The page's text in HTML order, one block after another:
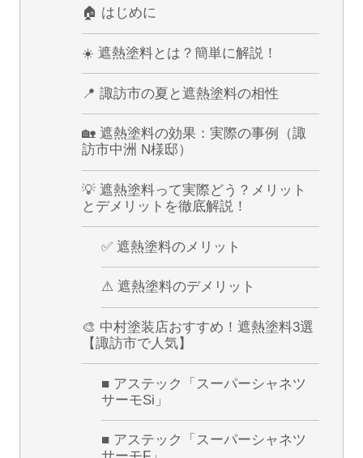
🏠 はじめに
☀️ 遮熱塗料とは？簡単に解説！
📍 諏訪市の夏と遮熱塗料の相性
🏡 遮熱塗料の効果：実際の事例（諏
訪市中洲 N様邸）
💡 遮熱塗料って実際どう？メリット
とデメリットを徹底解説！
✅ 遮熱塗料のメリット
⚠ 遮熱塗料のデメリット
🎨 中村塗装店おすすめ！遮熱塗料3選
【諏訪市で人気】
■ アステック「スーパーシャネツ
サーモSi」
■ アステック「スーパーシャネツ